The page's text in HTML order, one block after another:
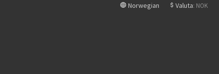
Norwegian Valuta: NOK